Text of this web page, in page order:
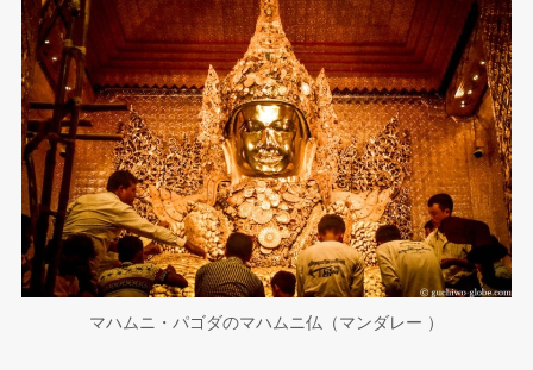
マハムニ・パゴダのマハムニ仏（マンダレー ）